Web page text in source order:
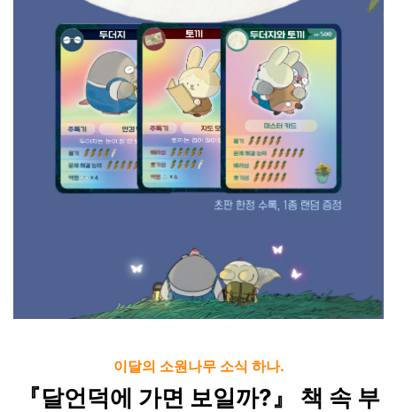
이달의 소원나무 소식 하나.
『달언덕에 가면 보일까?』 책 속 부